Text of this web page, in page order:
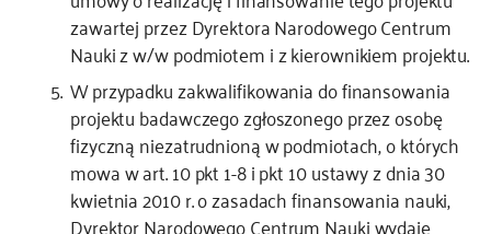
zawartej przez Dyrektora Narodowego Centrum
Nauki z w/w podmiotem i z kierownikiem projektu.
W przypadku zakwalifikowania do finansowania
projektu badawczego zgłoszonego przez osobę
fizyczną niezatrudnioną w podmiotach, o których
mowa w art. 10 pkt 1-8 i pkt 10 ustawy z dnia 30
kwietnia 2010 r. o zasadach finansowania nauki,
Dyrektor Narodowego Centrum Nauki wydaje